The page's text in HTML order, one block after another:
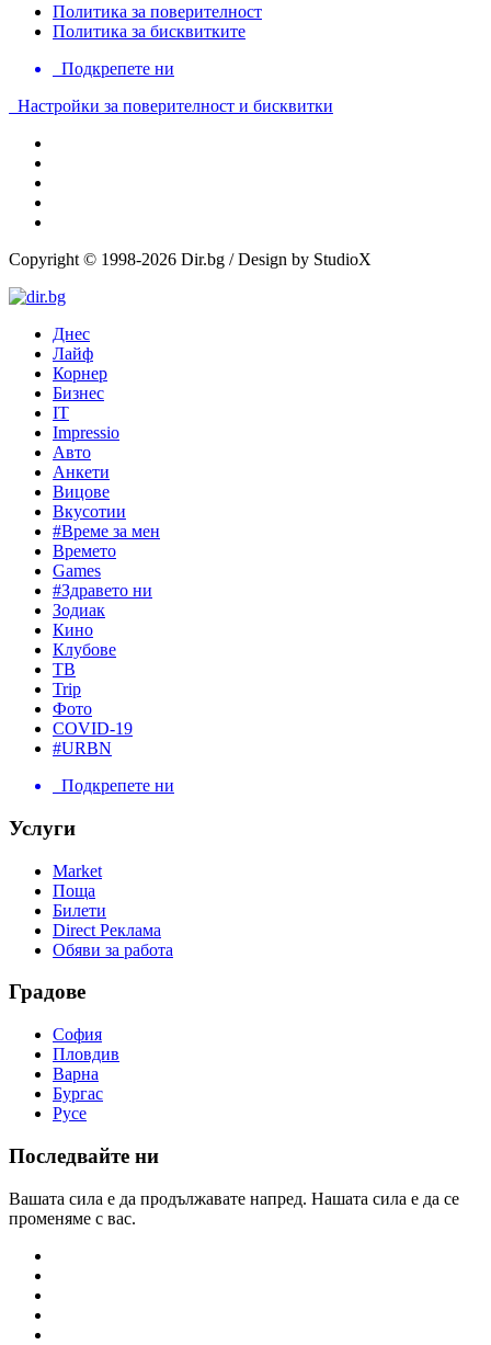
Политика за поверителност
Политика за бисквитките
Подкрепете ни
Настройки за поверителност и бисквитки
Copyright © 1998-2026 Dir.bg / Design by StudioX
Днес
Лайф
Корнер
Бизнес
IT
Impressio
Авто
Анкети
Вицове
Вкусотии
#Време за мен
Времето
Games
#Здравето ни
Зодиак
Кино
Клубове
ТВ
Trip
Фото
COVID-19
#URBN
Подкрепете ни
Услуги
Market
Поща
Билети
Direct Реклама
Обяви за работа
Градове
София
Пловдив
Варна
Бургас
Русе
Последвайте ни
Вашата сила е да продължавате напред. Нашата сила е да се
променяме с вас.